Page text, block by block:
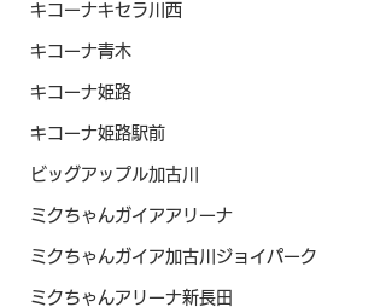
キコーナキセラ川西
キコーナ青木
キコーナ姫路
キコーナ姫路駅前
ビッグアップル加古川
ミクちゃんガイアアリーナ
ミクちゃんガイア加古川ジョイパーク
ミクちゃんアリーナ新長田